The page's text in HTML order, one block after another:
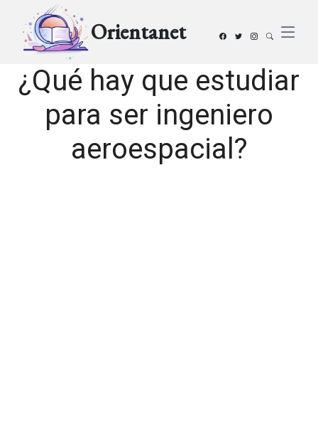
Orientanet
¿Qué hay que estudiar
para ser ingeniero
aeroespacial?